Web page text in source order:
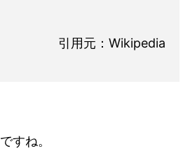
引用元：Wikipedia
すね。